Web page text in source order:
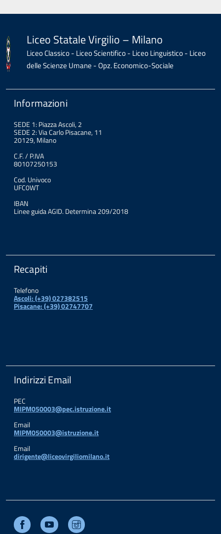
Liceo Statale Virgilio – Milano
Liceo Classico - Liceo Scientifico - Liceo Linguistico - Liceo
delle Scienze Umane - Opz. Economico-Sociale
Informazioni
SEDE 1: Piazza Ascoli, 2
SEDE 2: Via Carlo Pisacane, 11
20129, Milano
C.F. / P.IVA
80107250153
Cod. Univoco
UFC0WT
IBAN
Linee guida AGID. Determina 209/2018
Recapiti
Telefono
Ascoli: (+39) 027382515
Pisacane: (+39) 02747707
Indirizzi Email
PEC
MIPM050003@pec.istruzione.it
Email
MIPM050003@istruzione.it
Email
dirigente@liceovirgiliomilano.it
Facebook Youtube